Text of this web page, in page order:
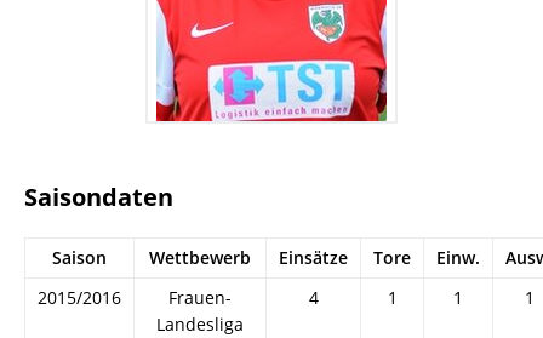
Saisondaten
Saison Wettbewerb Einsätze Tore Einw.
2015/2016
Frauen-
Landesliga
4 1 1 1